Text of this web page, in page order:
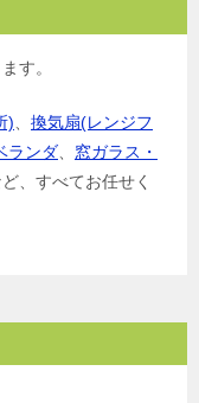
す。
)
換気扇(レンジフ
ランダ
窓ガラス・
、すべてお任せく